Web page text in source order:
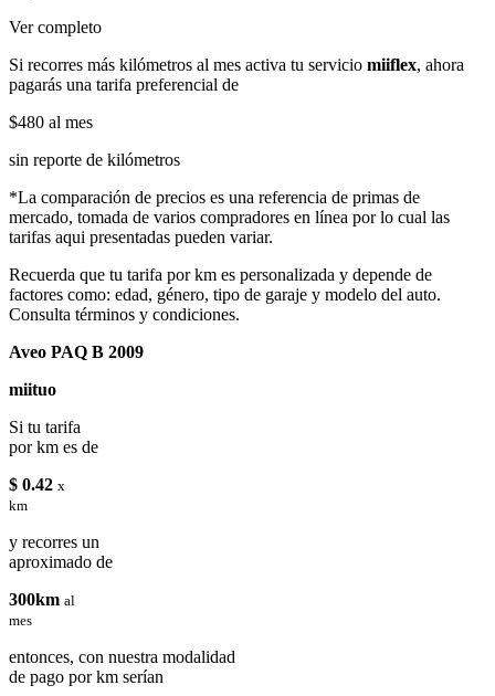
Ver completo
Si recorres más kilómetros al mes activa tu servicio miiflex, ahora
pagarás una tarifa preferencial de
$480 al mes
sin reporte de kilómetros
*La comparación de precios es una referencia de primas de
mercado, tomada de varios compradores en línea por lo cual las
tarifas aqui presentadas pueden variar.
Recuerda que tu tarifa por km es personalizada y depende de
factores como: edad, género, tipo de garaje y modelo del auto.
Consulta términos y condiciones.
Aveo PAQ B 2009
miituo
Si tu tarifa
por km es de
$ 0.42 x
km
y recorres un
aproximado de
300km al
mes
entonces, con nuestra modalidad
de pago por km serían